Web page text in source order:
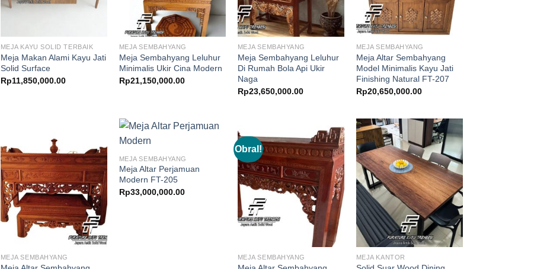
MEJA KAYU SOLID TERBAIK
Meja Makan Alami Kayu Jati
Solid Surface
Rp11,850,000.00
MEJA SEMBAHYANG
Meja Sembahyang Leluhur
Minimalis Ukir Cina Modern
Rp21,150,000.00
MEJA SEMBAHYANG
Meja Sembahyang Leluhur
Di Rumah Bola Api Ukir
Naga
Rp23,650,000.00
MEJA SEMBAHYANG
Meja Altar Sembahyang
Model Minimalis Kayu Jati
Finishing Natural FT-207
Rp20,650,000.00
MEJA SEMBAHYANG
MEJA SEMBAHYANG
Meja Altar Perjamuan
Modern FT-205
Rp33,000,000.00
Obral!
MEJA SEMBAHYANG MEJA KANTOR